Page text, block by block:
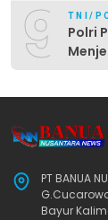
9 TNI/
Polri
PT BANUA
Bayur